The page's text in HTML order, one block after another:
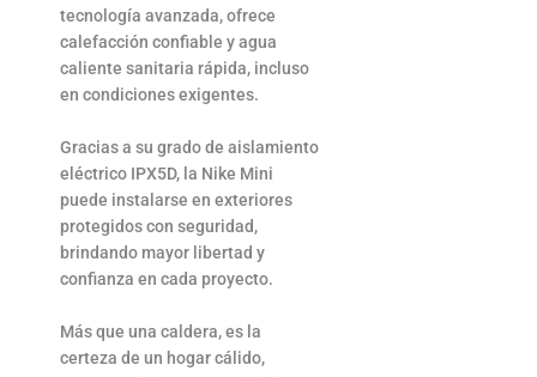
tecnología avanzada, ofrece
calefacción confiable y agua
caliente sanitaria rápida, incluso
en condiciones exigentes.
Gracias a su grado de aislamiento
eléctrico IPX5D, la Nike Mini
puede instalarse en exteriores
protegidos con seguridad,
brindando mayor libertad y
confianza en cada proyecto.
Más que una caldera, es la
certeza de un hogar cálido,